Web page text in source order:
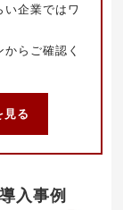
企業ではワ
らご確認く
見る
入事例